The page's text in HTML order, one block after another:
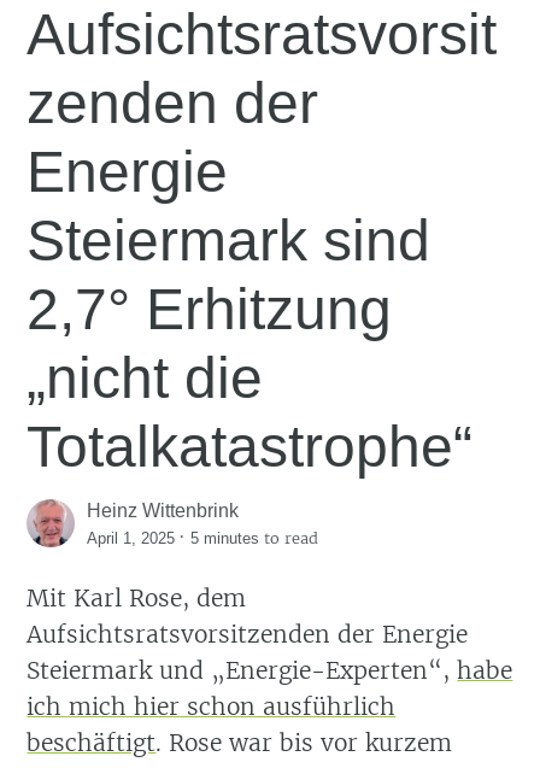
Aufsichtsratsvorsit
zenden der
Energie
Steiermark sind
2,7° Erhitzung
„nicht die
Totalkatastrophe“
Heinz Wittenbrink
April 1, 2025 ·5 minutes to read
Mit Karl Rose, dem
Aufsichtsratsvorsitzenden der Energie
Steiermark und „Energie-Experten“,habe
ich mich hier schon ausführlich
beschäftigt. Rose war bis vor kurzem